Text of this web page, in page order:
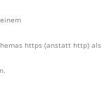
https (anstatt http) als